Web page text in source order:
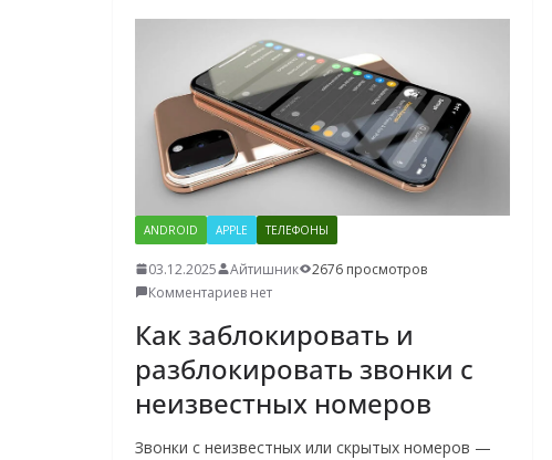
ANDROID APPLE ТЕЛЕФОНЫ
03.12.2025 Айтишник
2676 просмотров
Комментариев нет
Как заблокировать и
разблокировать звонки с
неизвестных номеров
Звонки с неизвестных или скрытых номеров —